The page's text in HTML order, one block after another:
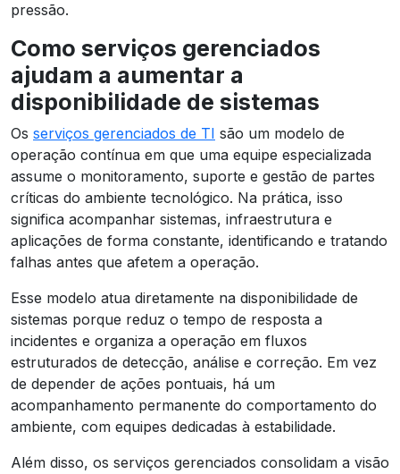
pressão.
Como serviços gerenciados
ajudam a aumentar a
disponibilidade de sistemas
Os serviços gerenciados de TI são um modelo de
operação contínua em que uma equipe especializada
assume o monitoramento, suporte e gestão de partes
críticas do ambiente tecnológico. Na prática, isso
significa acompanhar sistemas, infraestrutura e
aplicações de forma constante, identificando e tratando
falhas antes que afetem a operação.
Esse modelo atua diretamente na disponibilidade de
sistemas porque reduz o tempo de resposta a
incidentes e organiza a operação em fluxos
estruturados de detecção, análise e correção. Em vez
de depender de ações pontuais, há um
acompanhamento permanente do comportamento do
ambiente, com equipes dedicadas à estabilidade.
Além disso, os serviços gerenciados consolidam a visão